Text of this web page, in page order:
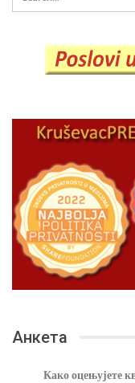
Анкета
Како оцењујете